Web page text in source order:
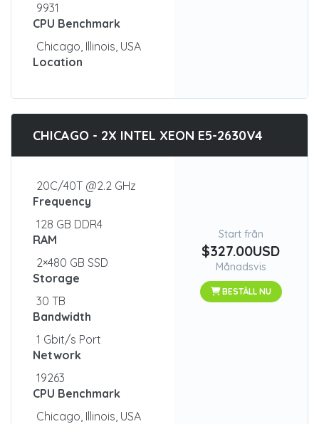
9931
CPU Benchmark
Chicago, Illinois, USA
Location
CHICAGO - 2X INTEL XEON E5-2630V4
20C/40T @2.2 GHz
Frequency
128 GB DDR4
RAM
2×480 GB SSD
Storage
30 TB
Bandwidth
1 Gbit/s Port
Network
19263
CPU Benchmark
Chicago, Illinois, USA
Start från
$327.00USD
Månadsvis
BESTÄLL NU